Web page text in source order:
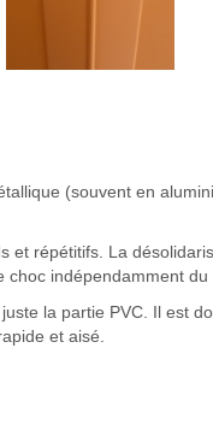
(souvent en
et répétitifs. La
indépendamment du
la partie PVC. Il est
et aisé.